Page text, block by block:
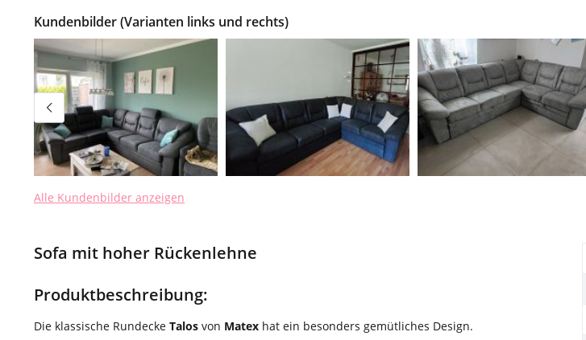
Kundenbilder (Varianten links und rechts)
Alle Kundenbilder anzeigen
Sofa mit hoher Rückenlehne
Produktbeschreibung:
Die klassische Rundecke Talos von Matex hat ein besonders gemütliches Design.